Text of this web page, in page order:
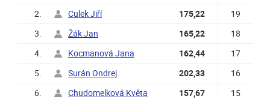
2.
Culek Jiří 175,22
19
3.
Žák Jan 165,22
18
4.
Kocmanová Jana 162,44
17
5.
Surán Ondrej 202,33
16
6.
Chudomelková Květa 157,67
15